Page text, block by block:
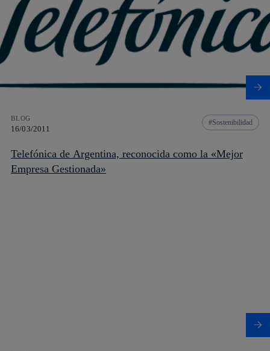
BLOG
16/03/2011
Sostenibilidad
Telefónica de Argentina, reconocida como la «Mejor
Empresa Gestionada»